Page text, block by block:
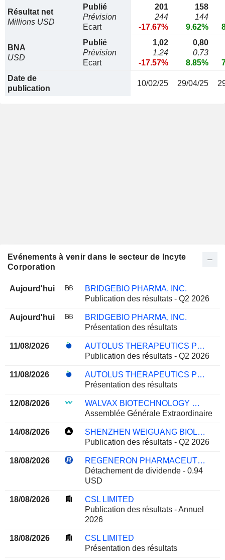
Résultat net
Millions USD
Publié
Prévision
Ecart
201
244
-17.67%
158
144
9.62%
BNA
USD
Publié
Prévision
Ecart
1,02
1,24
-17.57%
0,80
0,73
8.85%
Date de
publication
10/02/25 29/04/25
Evénements à venir dans le secteur de Incyte
Corporation
Aujourd'hui
BRIDGEBIO PHARMA, INC.
Publication des résultats - Q2 2026
Aujourd'hui
BRIDGEBIO PHARMA, INC.
Présentation des résultats
11/08/2026
AUTOLUS THERAPEUTICS PLC
Publication des résultats - Q2 2026
11/08/2026
AUTOLUS THERAPEUTICS PLC
Présentation des résultats
12/08/2026
WALVAX BIOTECHNOLOGY CO., LTD.
Assemblée Générale Extraordinaire
14/08/2026
SHENZHEN WEIGUANG BIOLOGICAL PRODUCTS CO., LTD.
Publication des résultats - Q2 2026
18/08/2026
REGENERON PHARMACEUTICALS, INC.
Détachement de dividende - 0.94
USD
18/08/2026
CSL LIMITED
Publication des résultats - Annuel
2026
18/08/2026
CSL LIMITED
Présentation des résultats